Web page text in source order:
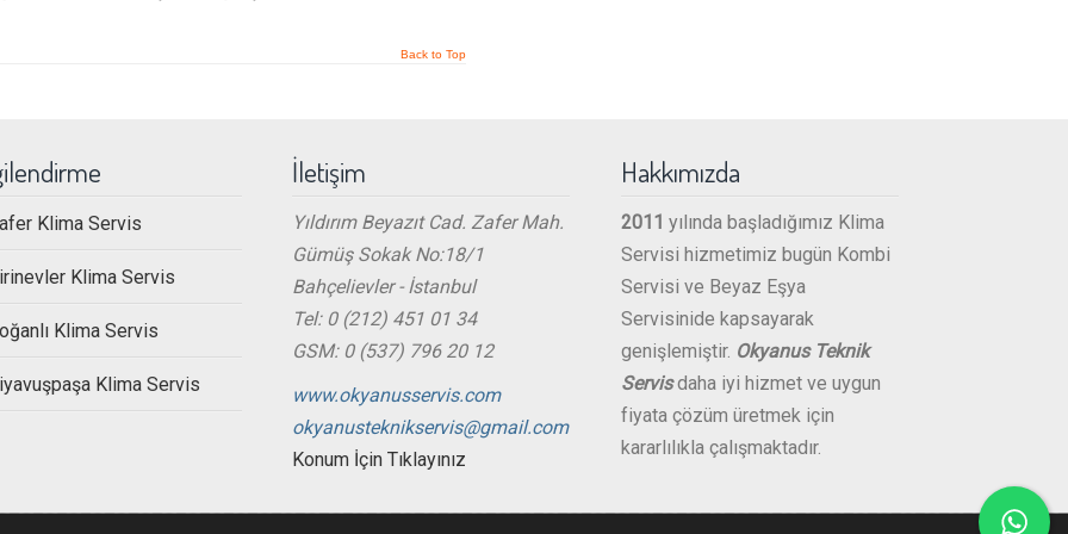
Back to Top
Klima Servis
Klima Servis
Klima Servis
Klima Servis
İletişim
Yıldırım Beyazıt Cad. Zafer Mah.
Gümüş Sokak No:18/1
Bahçelievler - İstanbul
Tel: 0 (212) 451 01 34
GSM: 0 (537) 796 20 12
www.okyanusservis.com
okyanusteknikservis@gmail.com
Konum İçin Tıklayınız
Hakkımızda
2011 yılında başladığımız Klima
Servisi hizmetimiz bugün Kombi
Servisi ve Beyaz Eşya
Servisinide kapsayarak
genişlemiştir. Okyanus Teknik
Servisdaha iyi hizmet ve uygun
fiyata çözüm üretmek için
kararlılıkla çalışmaktadır.